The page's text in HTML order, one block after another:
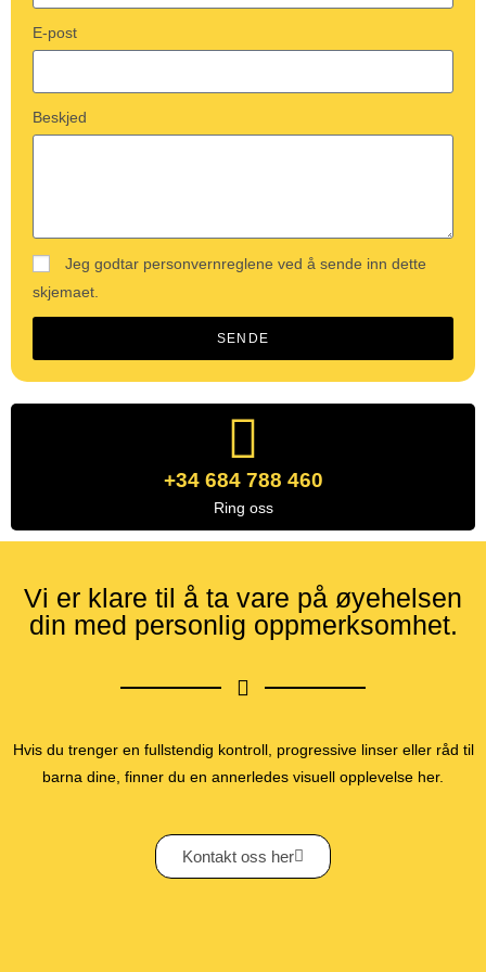
E-post
Beskjed
Jeg godtar personvernreglene ved å sende inn dette
skjemaet.
SENDE
+34 684 788 460
Ring oss
Vi er klare til å ta vare på øyehelsen
din med personlig oppmerksomhet.
Hvis du trenger en fullstendig kontroll, progressive linser eller råd til
barna dine, finner du en annerledes visuell opplevelse her.
Kontakt oss her